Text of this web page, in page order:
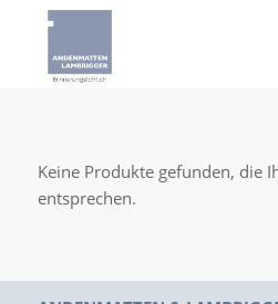
Keine Produkte gefunden, die
entsprechen.